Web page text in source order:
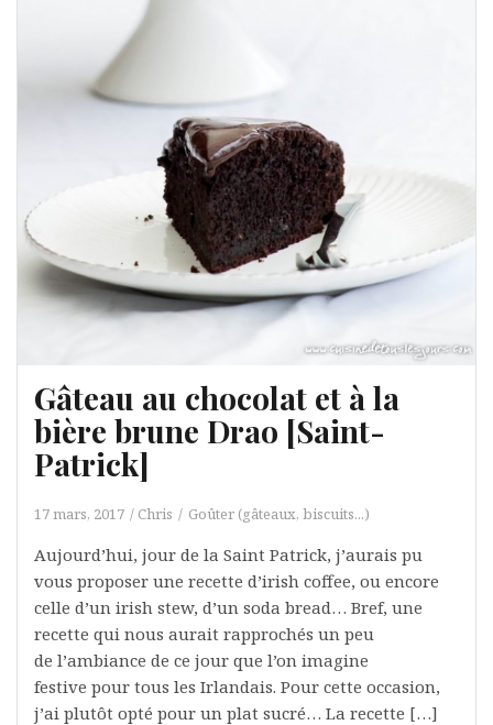
Gâteau au chocolat et à la
bière brune Drao [Saint-
Patrick]
17 mars, 2017 Chris Goûter (gâteaux, biscuits...)
Aujourd’hui, jour de la Saint Patrick, j’aurais pu
vous proposer une recette d’irish coffee, ou encore
celle d’un irish stew, d’un soda bread… Bref, une
recette qui nous aurait rapprochés un peu
de l’ambiance de ce jour que l’on imagine
festive pour tous les Irlandais. Pour cette occasion,
j’ai plutôt opté pour un plat sucré… La recette […]